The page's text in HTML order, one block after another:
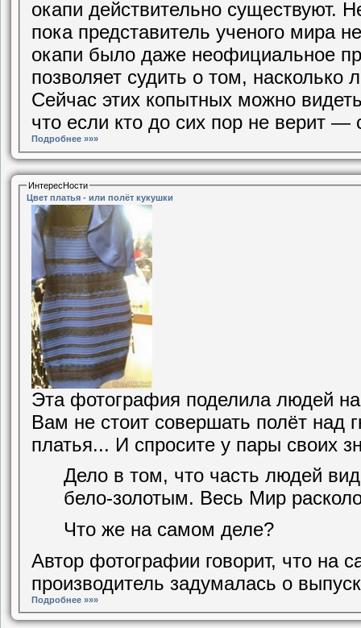
окапи действительно существуют.
пока представитель ученого мира
окапи было даже неофициальное
позволяет судить о том,
Сейчас этих копытных можно
что если кто до сих пор не верит —
Подробнее »»»
ИнтересНости
Цвет платья - или полёт кукушки
Эта фотография поделила людей
Вам не стоит совершать полёт над
платья... И спросите у пары своих
Дело в том, что часть людей
бело-золотым. Весь Мир
Что же на самом деле?
Автор фотографии говорит, что на
производитель задумалась о
Подробнее »»»